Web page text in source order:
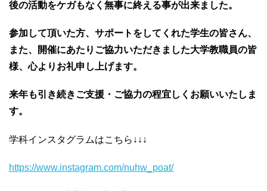
後の活動をケガもなく無事に終える事が出来ました。
参加して頂いた方、サポートをしてくれた学生の皆さん、
また、開催にあたりご協力いただきました大学教職員の皆
様、心よりお礼申し上げます。
来年も引き続きご支援・ご協力の程宜しくお願いいたしま
す。
学科インスタグラムはこちら↓↓↓
https://www.instagram.com/nuhw _poat/